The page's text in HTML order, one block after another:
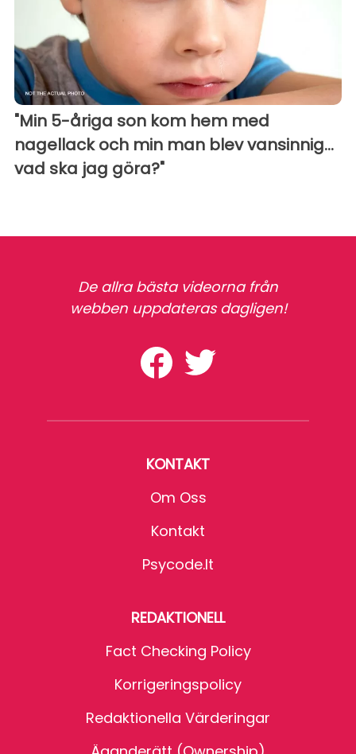
"Min 5-åriga son kom hem med
nagellack och min man blev vansinnig...
vad ska jag göra?"
De allra bästa videorna från
webben uppdateras dagligen!
KONTAKT
Om Oss
Kontakt
Psycode.it
REDAKTIONELL
Fact Checking Policy
Korrigeringspolicy
Redaktionella Värderingar